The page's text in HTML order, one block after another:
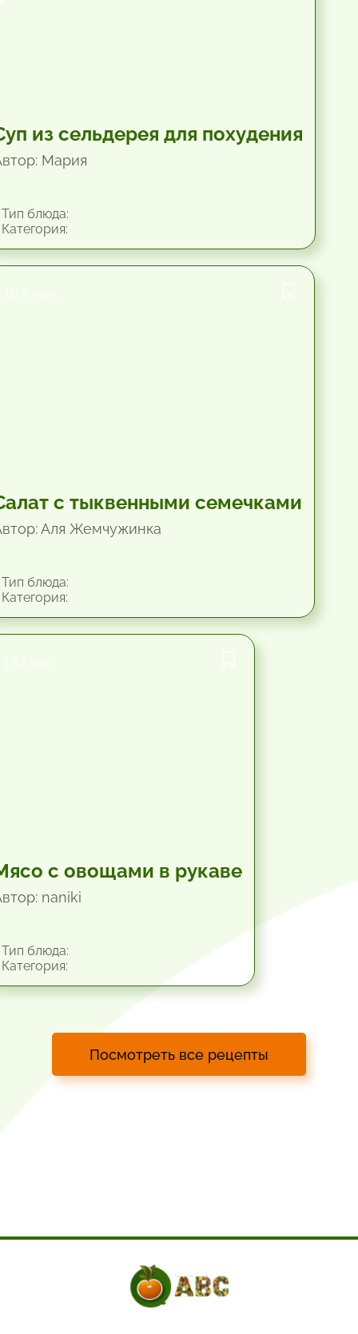
из сельдерея для похудения
Мария
блюда:
с тыквенными семечками
Аля Жемчужинка
блюда:
с овощами в рукаве
naniki
блюда:
Посмотреть все рецепты